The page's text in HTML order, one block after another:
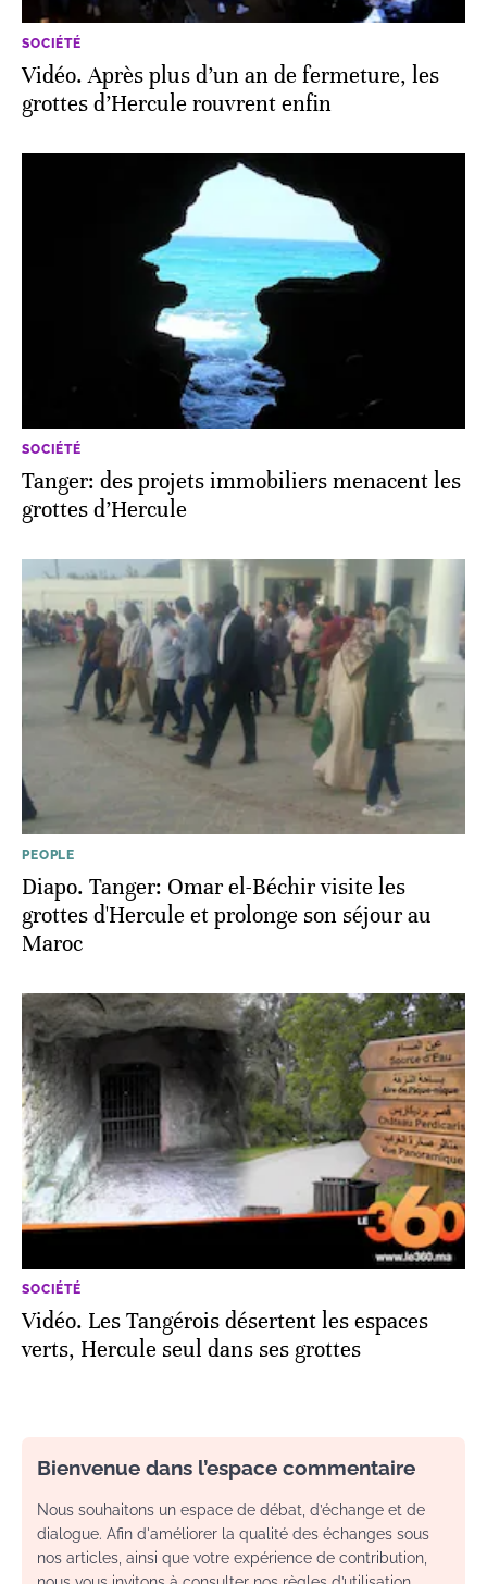
SOCIÉTÉ
Vidéo. Après plus d’un an de fermeture, les
grottes d’Hercule rouvrent enfin
SOCIÉTÉ
Tanger: des projets immobiliers menacent les
grottes d’Hercule
PEOPLE
Diapo. Tanger: Omar el-Béchir visite les
grottes d'Hercule et prolonge son séjour au
Maroc
SOCIÉTÉ
Vidéo. Les Tangérois désertent les espaces
verts, Hercule seul dans ses grottes
Bienvenue dans l’espace commentaire
Nous souhaitons un espace de débat, d’échange et de
dialogue. Afin d'améliorer la qualité des échanges sous
nos articles, ainsi que votre expérience de contribution,